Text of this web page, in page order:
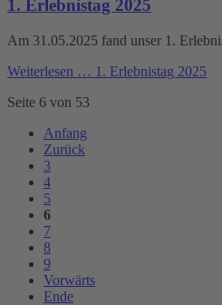
1. Erlebnistag 2025
Am 31.05.2025 fand unser 1.
Weiterlesen … 1. Erlebnistag 2025
Seite 6 von 53
Anfang
Zurück
3
4
5
6
7
8
9
Vorwärts
Ende